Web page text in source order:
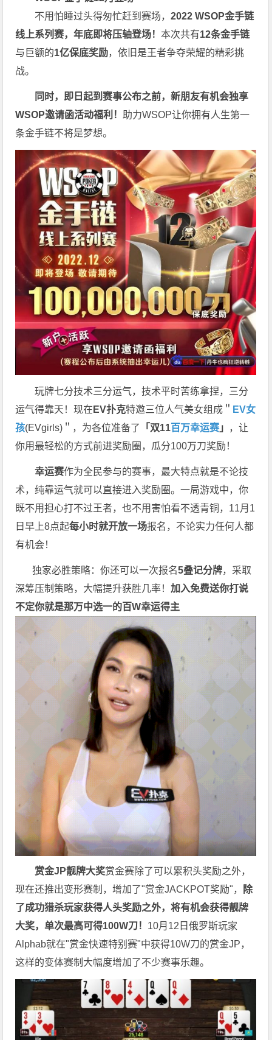
不用怕睡过头得匆忙赶到赛场，2022 WSOP金手链
线上系列赛，年底即将压轴登场！本次共有12条金手链
与巨额的1亿保底奖励，依旧是王者争夺荣耀的精彩挑
战。
同时，即日起到赛事公布之前，新朋友有机会独享
WSOP邀请函活动福利！ 助力WSOP让你拥有人生第一
条金手链不将是梦想。
玩牌七分技术三分运气，技术平时苦练拿捏，三分
运气得靠天！现在 EV扑克特邀三位人气美女组成＂ EV女
孩(EVgirls)＂，为各位准备了 「双11百万幸运赛」 ，让
你用最轻松的方式前进奖励圈，瓜分100万刀奖励！
幸运赛作为全民参与的赛事，最大特点就是不论技
术，纯靠运气就可以直接进入奖励圈。一局游戏中，你
既不用担心打不过王者，也不用害怕看不透青铜，11月1
日早上8点起每小时就开放一场报名，不论实力任何人都
有机会！
独家必胜策略：你还可以一次报名5叠记分牌，采取
深筹压制策略，大幅提升获胜几率！加入免费送你打说
不定你就是那万中选一的百W幸运得主
赏金JP靓牌大奖赏金赛除了可以累积头奖励之外，
现在还推出变形赛制，增加了"赏金JACKPOT奖励"，
除
了成功猎杀玩家获得人头奖励之外，将有机会获得靓牌
大奖，单次最高可得100W刀！ 10月12日俄罗斯玩家
Alphab就在"赏金快速特别赛"中获得10W刀的赏金JP，
这样的变体赛制大幅度增加了不少赛事乐趣。